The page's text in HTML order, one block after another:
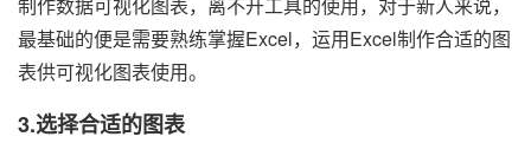
最基础的便是需要熟练掌握Excel，运用Excel制作合适的图
表供可视化图表使用。
3.选择合适的图表